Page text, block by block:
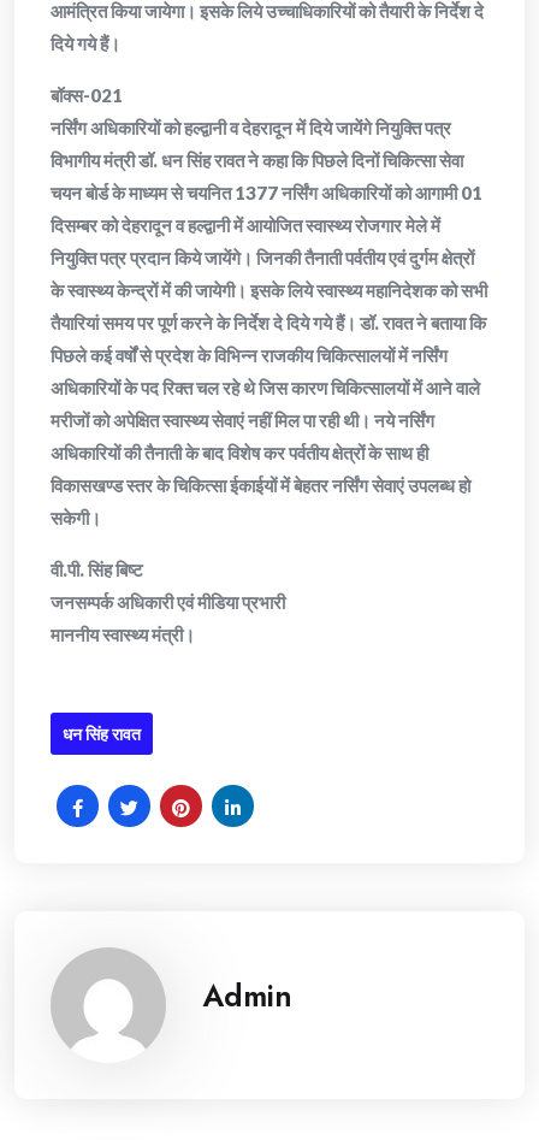
आमंत्रित किया जायेगा। इसके लिये उच्चाधिकारियों को तैयारी के निर्देश दे
दिये गये हैं।
बॉक्स-021
नर्सिंग अधिकारियों को हल्द्वानी व देहरादून में दिये जायेंगे नियुक्ति पत्र
विभागीय मंत्री डॉ. धन सिंह रावत ने कहा कि पिछले दिनों चिकित्सा सेवा
चयन बोर्ड के माध्यम से चयनित 1377 नर्सिंग अधिकारियों को आगामी 01
दिसम्बर को देहरादून व हल्द्वानी में आयोजित स्वास्थ्य रोजगार मेले में
नियुक्ति पत्र प्रदान किये जायेंगे। जिनकी तैनाती पर्वतीय एवं दुर्गम क्षेत्रों
के स्वास्थ्य केन्द्रों में की जायेगी। इसके लिये स्वास्थ्य महानिदेशक को सभी
तैयारियां समय पर पूर्ण करने के निर्देश दे दिये गये हैं। डॉ. रावत ने बताया कि
पिछले कई वर्षों से प्रदेश के विभिन्न राजकीय चिकित्सालयों में नर्सिंग
अधिकारियों के पद रिक्त चल रहे थे जिस कारण चिकित्सालयों में आने वाले
मरीजों को अपेक्षित स्वास्थ्य सेवाएं नहीं मिल पा रही थी। नये नर्सिंग
अधिकारियों की तैनाती के बाद विशेष कर पर्वतीय क्षेत्रों के साथ ही
विकासखण्ड स्तर के चिकित्सा ईकाईयों में बेहतर नर्सिंग सेवाएं उपलब्ध हो
सकेगी।
वी.पी. सिंह बिष्ट
जनसम्पर्क अधिकारी एवं मीडिया प्रभारी
माननीय स्वास्थ्य मंत्री।
धन सिंह रावत
Admin